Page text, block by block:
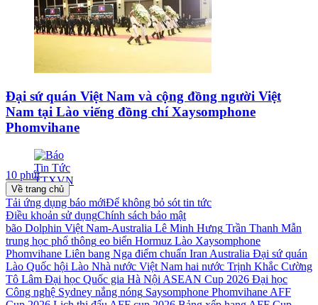
Đại sứ quán Việt Nam và cộng đồng người Việt
Nam tại Lào viếng đồng chí Xaysomphone
Phomvihane
10 phút
Về trang chủ
Tải ứng dụng báo mớiĐể không bỏ sót tin tức
Điều khoản sử dụngChính sách bảo mật
bão Dolphin Việt Nam-Australia Lê Minh Hưng Trần Thanh Mẫn
trung học phổ thông eo biển Hormuz Lào Xaysomphone
Phomvihane Liên bang Nga điểm chuẩn Iran Australia Đại sứ quán
Lào Quốc hội Lào Nhà nước Việt Nam hai nước Trịnh Khắc Cường
Tô Lâm Đại học Quốc gia Hà Nội ASEAN Cup 2026 Đại học
Công nghệ Sydney nắng nóng Saysomphone Phomvihane AFF